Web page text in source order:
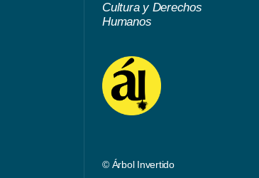
Cultura y Derechos
Humanos
© Árbol Invertido